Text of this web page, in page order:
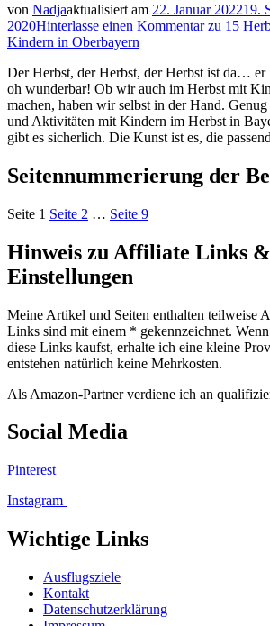
von Nadjaaktualisiert am 22. Januar 202219.
2020Hinterlasse einen Kommentarzu 15
Kindern in Oberbayern
Der Herbst, der Herbst, der Herbst ist da… er
oh wunderbar! Ob wir auch im Herbst mit
machen, haben wir selbst in der Hand.
und Aktivitäten mit Kindern im Herbst in
gibt es sicherlich. Die Kunst ist es, die
Seitennummerierung der
Seite 1 Seite 2 … Seite 9
Hinweis zu Affiliate Links
Einstellungen
Meine Artikel und Seiten enthalten teilweise
Links sind mit einem * gekennzeichnet.
diese Links kaufst, erhalte ich eine kleine
entstehen natürlich keine Mehrkosten.
Als Amazon-Partner verdiene ich an
Social Media
Pinterest
Instagram
Wichtige Links
Ausflugsziele
Kontakt
Datenschutzerklärung